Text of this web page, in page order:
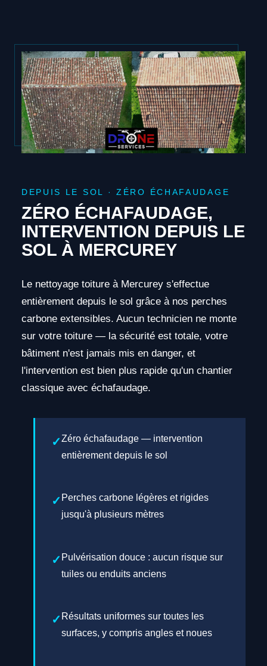
DEPUIS LE SOL · ZÉRO ÉCHAFAUDAGE
ZÉRO ÉCHAFAUDAGE,
INTERVENTION DEPUIS LE
SOL À MERCUREY
Le nettoyage toiture à Mercurey s'effectue
entièrement depuis le sol grâce à nos perches
carbone extensibles. Aucun technicien ne monte
sur votre toiture — la sécurité est totale, votre
bâtiment n'est jamais mis en danger, et
l'intervention est bien plus rapide qu'un chantier
classique avec échafaudage.
Zéro échafaudage — intervention
entièrement depuis le sol
Perches carbone légères et rigides
jusqu'à plusieurs mètres
Pulvérisation douce : aucun risque sur
tuiles ou enduits anciens
Résultats uniformes sur toutes les
surfaces, y compris angles et noues